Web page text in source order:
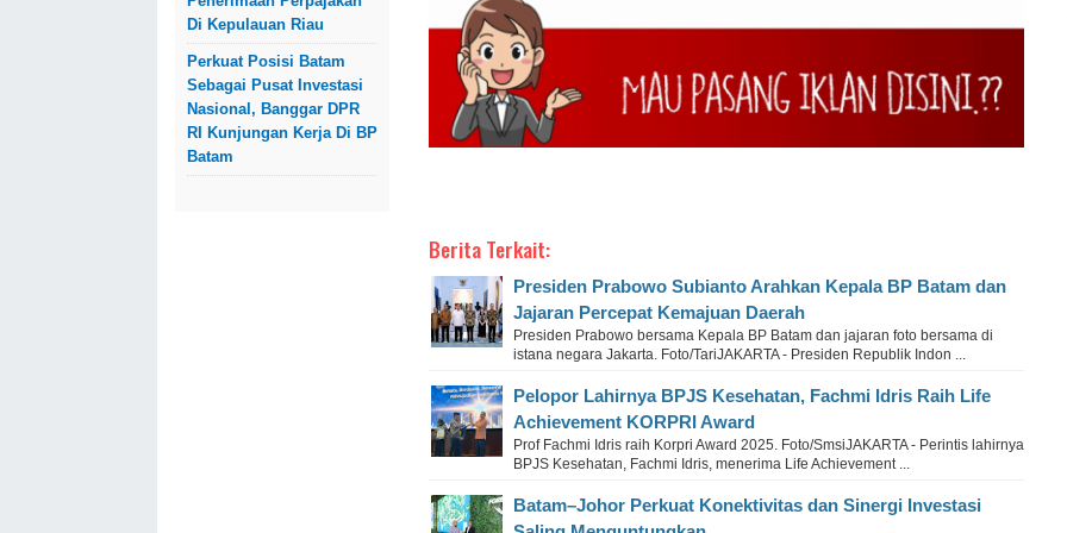
Di Kepulauan Riau
Perkuat Posisi Batam
Sebagai Pusat Investasi
Nasional, Banggar DPR
RI Kunjungan Kerja Di BP
Batam
Berita Terkait:
Presiden Prabowo Subianto Arahkan Kepala BP Batam dan
Jajaran Percepat Kemajuan Daerah
Presiden Prabowo bersama Kepala BP Batam dan jajaran foto bersama di
istana negara Jakarta. Foto/TariJAKARTA - Presiden Republik Indon ...
Pelopor Lahirnya BPJS Kesehatan, Fachmi Idris Raih Life
Achievement KORPRI Award
Prof Fachmi Idris raih Korpri Award 2025. Foto/SmsiJAKARTA - Perintis lahirnya
BPJS Kesehatan, Fachmi Idris, menerima Life Achievement ...
Batam–Johor Perkuat Konektivitas dan Sinergi Investasi